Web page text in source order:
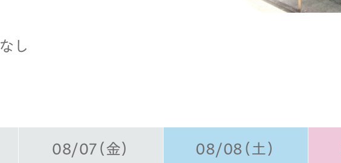
なし
08/07（金） 08/08（土）